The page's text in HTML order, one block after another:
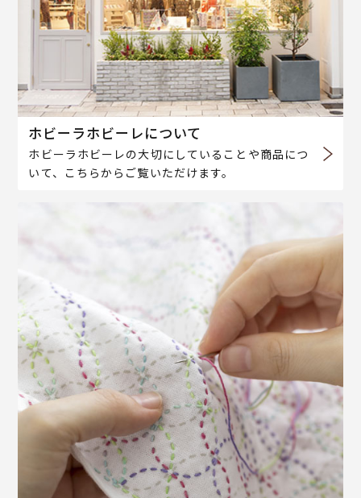
ホビーラホビーレについて
ホビーラホビーレの大切にしていることや商品につ
いて、こちらからご覧いただけます。